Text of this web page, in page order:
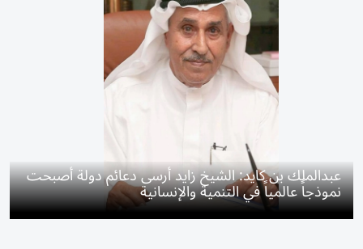
عبدالملك بن كايد: الشيخ زايد أرسى دعائم دولة أصبحت
نموذجاً عالمياً في التنمية والإنسانية